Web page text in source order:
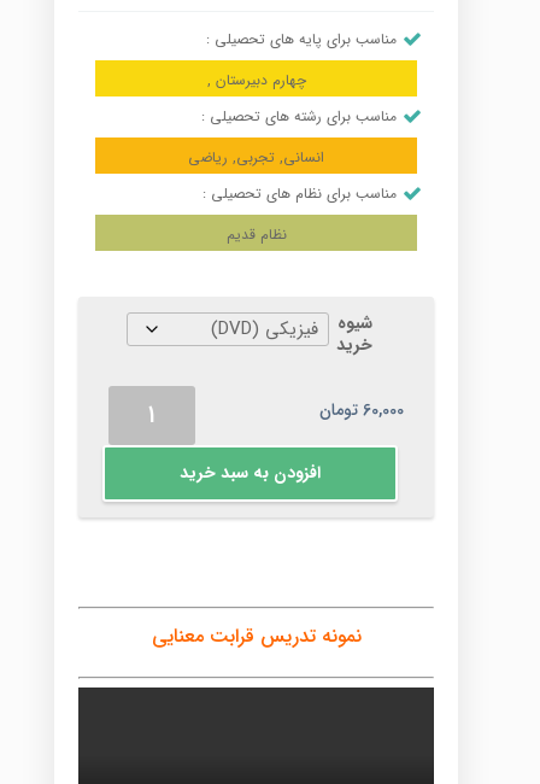
مناسب برای پایه های تحصیلی :
چهارم دبیرستان ,
مناسب برای رشته های تحصیلی :
انسانی, تجربی, ریاضی
مناسب برای نظام های تحصیلی :
نظام قدیم
شیوه
خرید
60,000تومان
معنایی
عدد
افزودن به سبد خرید
نمونه تدریس قرابت معنایی